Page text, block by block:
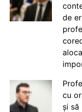
de
cu
și să